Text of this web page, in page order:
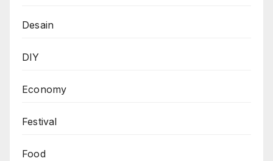
Desain
DIY
Economy
Festival
Food